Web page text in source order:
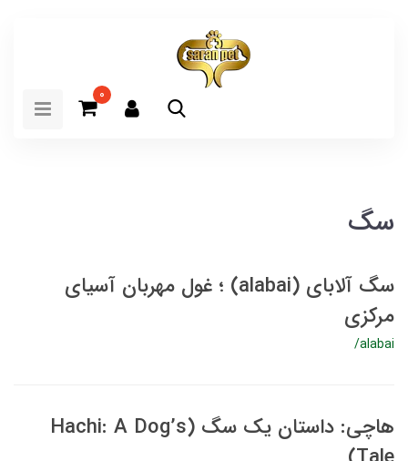
0
سگ
سگ آلابای (alabai) ؛ غول مهربان آسیای
مرکزی
/alabai
هاچی: داستان یک سگ (Hachi: A Dog’s